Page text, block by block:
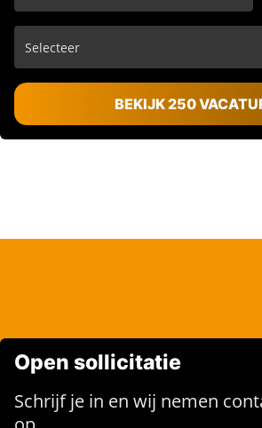
BEKIJK 250
Open sollicitatie
Schrijf je in en wij nemen